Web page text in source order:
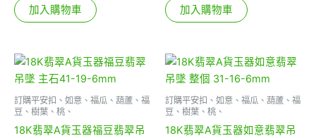
加入購物車 加入購物車
訂購平安扣、如意、福瓜、葫蘆、福
豆、樹葉、桃、
18K翡翠A貨玉器福豆翡翠吊
訂購平安扣、如意、福瓜、葫蘆、福
豆、樹葉、桃、
18K翡翠A貨玉器如意翡翠吊